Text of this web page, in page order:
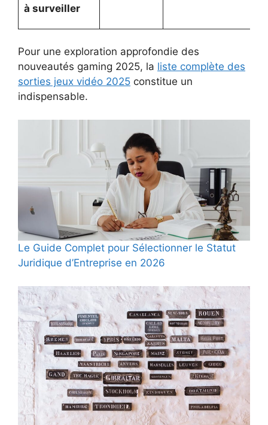
à surveiller
Pour une exploration approfondie des
nouveautés gaming 2025, la liste complète des
sorties jeux vidéo 2025 constitue un
indispensable.
Le Guide Complet pour Sélectionner le Statut
Juridique d’Entreprise en 2026